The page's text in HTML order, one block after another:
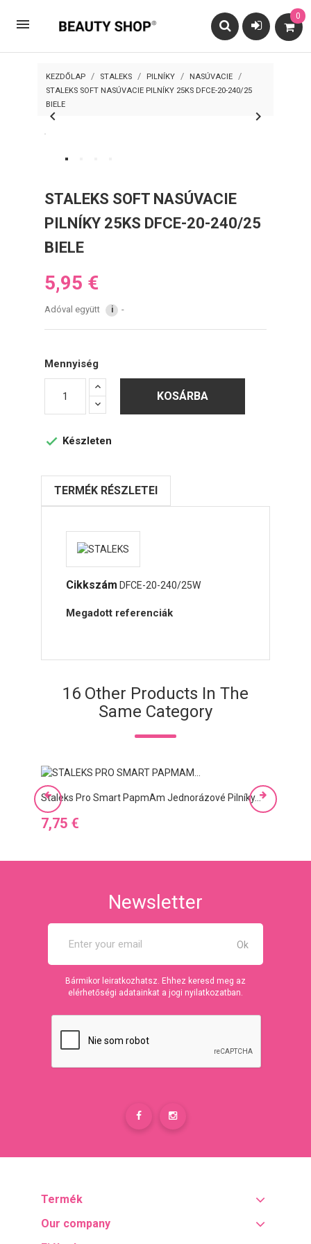
 0
KEZDŐLAP STALEKS PILNÍKY
NASÚVACIE
STALEKS SOFT NASÚVACIE PILNÍKY 25KS DFCE-20-240/25
BIELE
 
STALEKS SOFT NASÚVACIE
PILNÍKY 25KS DFCE-20-240/25
BIELE
5,95 €
Adóval együtt i
Mennyiség
KOSÁRBA
 Készleten
TERMÉK RÉSZLETEI
Cikkszám DFCE-20-240/25W
Megadott referenciák
16 Other Products In The
Same Category
Staleks Pro Smart PapmAm Jednorázové Pilníky...
Ár
7,75 €
Newsletter
Bármikor leiratkozhatsz. Ehhez keresd meg az
elérhetőségi adatainkat a jogi nyilatkozatban.
Termék
Our company